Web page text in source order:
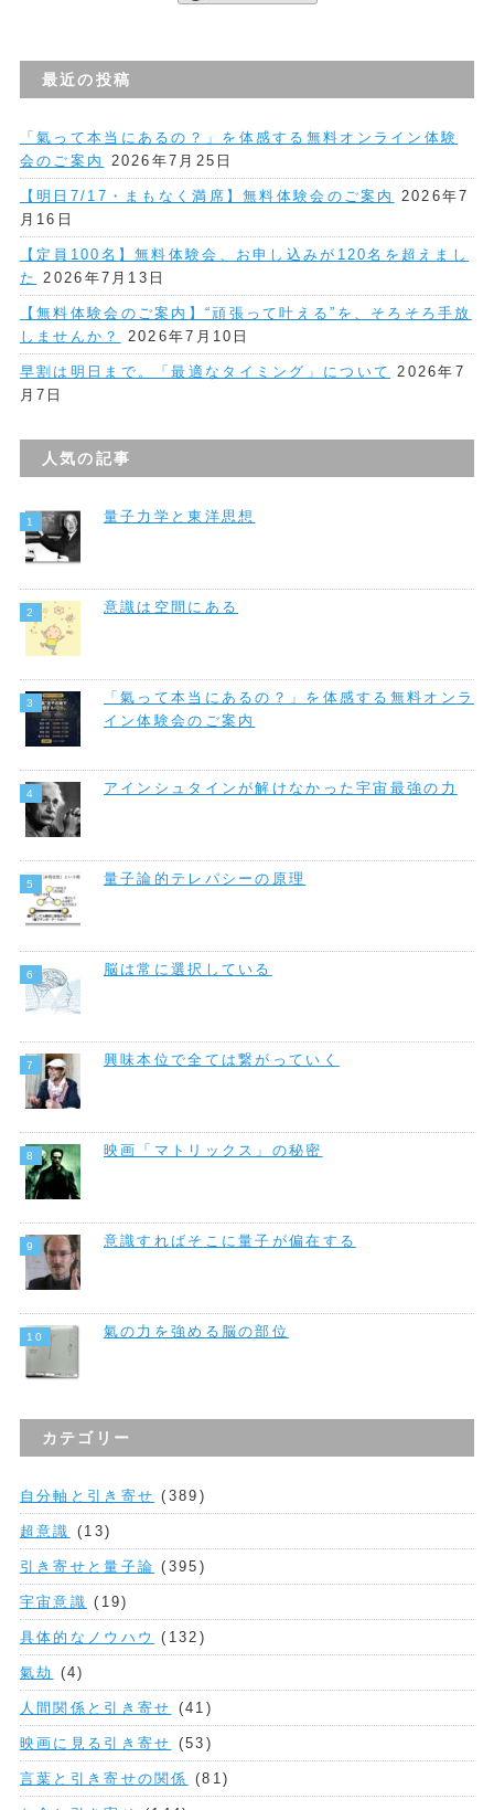
最近の投稿
「氣って本当にあるの？」を体感する無料オンライン体験
会のご案内
2026年7月25日
【明日7/17・まもなく満席】無料体験会のご案内
2026年7
月16日
【定員100名】無料体験会、お申し込みが120名を超えまし
た
2026年7月13日
【無料体験会のご案内】“頑張って叶える”を、そろそろ手放
しませんか？
2026年7月10日
早割は明日まで。「最適なタイミング」について
2026年7
月7日
人気の記事
量子力学と東洋思想
意識は空間にある
「氣って本当にあるの？」を体感する無料オンラ
イン体験会のご案内
アインシュタインが解けなかった宇宙最強の力
量子論的テレパシーの原理
脳は常に選択している
興味本位で全ては繋がっていく
映画「マトリックス」の秘密
意識すればそこに量子が偏在する
氣の力を強める脳の部位
カテゴリー
自分軸と引き寄せ (389)
超意識 (13)
引き寄せと量子論 (395)
宇宙意識 (19)
具体的なノウハウ (132)
氣劫 (4)
人間関係と引き寄せ (41)
映画に見る引き寄せ (53)
言葉と引き寄せの関係 (81)